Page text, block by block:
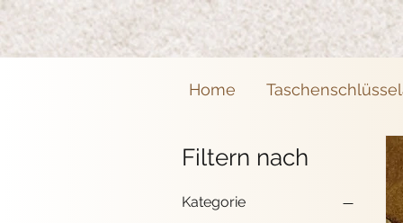
Home
Filtern nach
Kategorie